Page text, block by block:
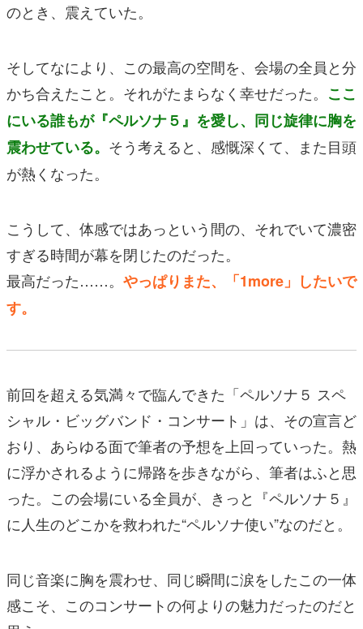
のとき、震えていた。
そしてなにより、この最高の空間を、会場の全員と分
かち合えたこと。それがたまらなく幸せだった。 ここ
にいる誰もが『ペルソナ５』を愛し、同じ旋律に胸を
震わせている。 そう考えると、感慨深くて、また目頭
が熱くなった。
こうして、体感ではあっという間の、それでいて濃密
すぎる時間が幕を閉じたのだった。
最高だった……。 やっぱりまた、「1more」したいで
す。
前回を超える気満々で臨んできた「ペルソナ５ スペ
シャル・ビッグバンド・コンサート」は、その宣言ど
おり、あらゆる面で筆者の予想を上回っていった。熱
に浮かされるように帰路を歩きながら、筆者はふと思
った。この会場にいる全員が、きっと『ペルソナ５』
に人生のどこかを救われた“ペルソナ使い”なのだと。
同じ音楽に胸を震わせ、同じ瞬間に涙をしたこの一体
感こそ、このコンサートの何よりの魅力だったのだと